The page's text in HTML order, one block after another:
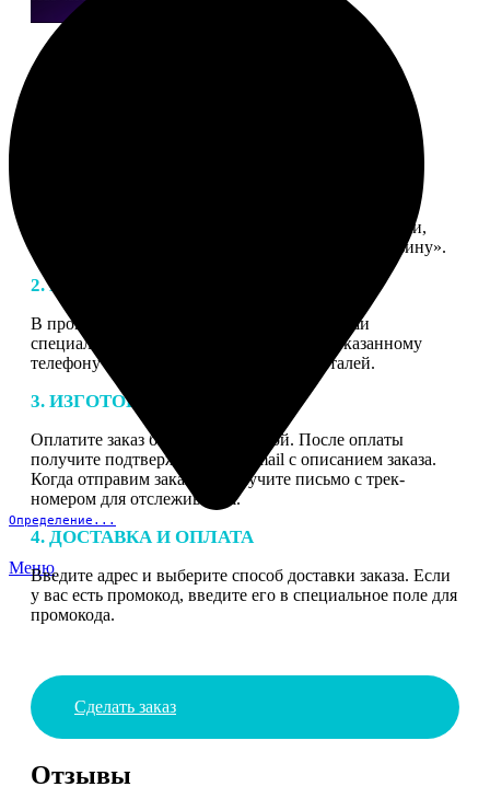
Определение...
Меню
Нажмите «Сделать заказ», выберите тип продукции,
загрузите фотографии, нажмите «Добавить в корзину».
2. МАКЕТ
В процессе подготовки заказа к печати наши
специалисты могут связаться с Вами по указанному
телефону или email для согласования деталей.
3. ИЗГОТОВЛЕНИЕ
Оплатите заказ банковской картой. После оплаты
получите подтверждение на email с описанием заказа.
Когда отправим заказ вы получите письмо с трек-
номером для отслеживания.
4. ДОСТАВКА И ОПЛАТА
Введите адрес и выберите способ доставки заказа. Если
у вас есть промокод, введите его в специальное поле для
промокода.
Сделать заказ
Отзывы